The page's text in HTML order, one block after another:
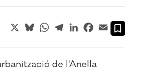
X BlueskyWhatsApp
TelegramLinkedInFacebook
Email
de l'Anella